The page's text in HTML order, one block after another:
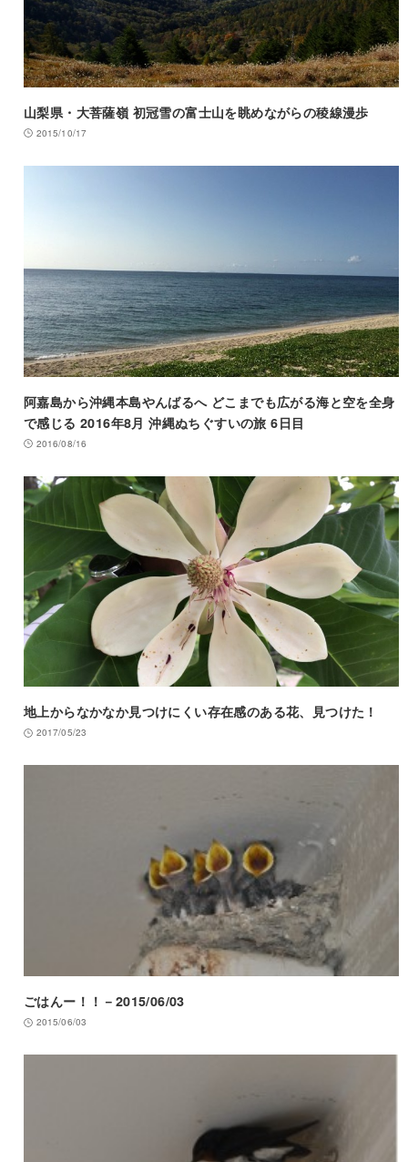
山梨県・大菩薩嶺 初冠雪の富士山を眺めながらの稜線漫歩
2015/10/17
阿嘉島から沖縄本島やんばるへ どこまでも広がる海と空を全身
で感じる 2016年8月 沖縄ぬちぐすいの旅 6日目
2016/08/16
地上からなかなか見つけにくい存在感のある花、見つけた！
2017/05/23
ごはんー！！－2015/06/03
2015/06/03